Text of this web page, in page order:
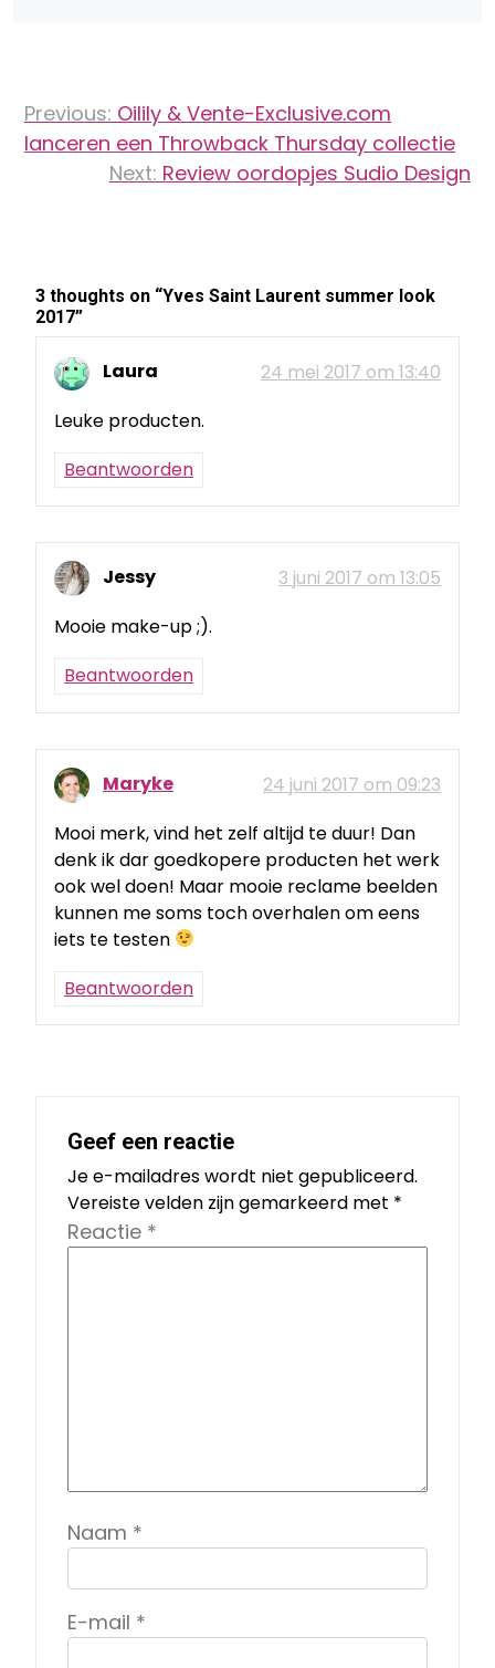
navigatie
Previous: Oilily & Vente-Exclusive.com
lanceren een Throwback Thursday collectie
Next: Review oordopjes Sudio Design
3 thoughts on “Yves Saint Laurent summer look
2017”
Laura
24 mei 2017 om 13:40
Leuke producten.
Beantwoorden
Jessy
3 juni 2017 om 13:05
Mooie make-up ;).
Beantwoorden
Maryke
24 juni 2017 om 09:23
Mooi merk, vind het zelf altijd te duur! Dan
denk ik dar goedkopere producten het werk
ook wel doen! Maar mooie reclame beelden
kunnen me soms toch overhalen om eens
iets te testen
Beantwoorden
Geef een reactie
Je e-mailadres wordt niet gepubliceerd.
Vereiste velden zijn gemarkeerd met *
Reactie *
Naam *
E-mail *